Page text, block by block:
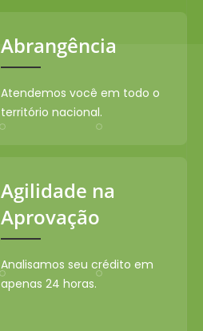
Abrangência
Atendemos você em todo o
território nacional.
Agilidade na
Aprovação
Analisamos seu crédito em
apenas 24 horas.